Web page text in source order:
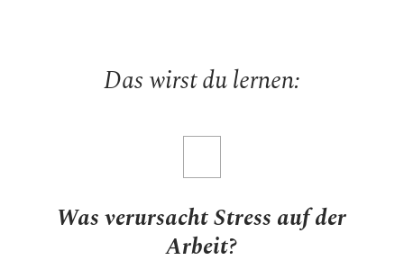
Das wirst du lernen:
Was verursacht Stress auf der
Arbeit?